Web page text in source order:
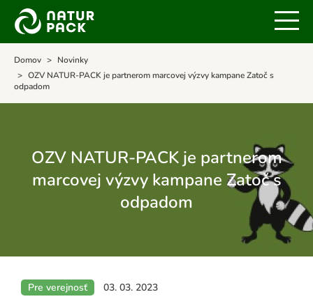
Domov
Novinky
OZV NATUR-PACK je partnerom marcovej výzvy kampane Zatoč s
odpadom
OZV NATUR-PACK je partnerom
marcovej výzvy kampane Zatoč s
odpadom
Pre verejnosť 03. 03. 2023